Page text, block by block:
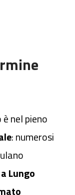
nel pieno
: numerosi
Lungo